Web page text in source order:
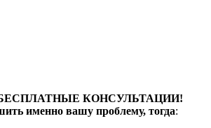
БЕСПЛАТНЫЕ КОНСУЛЬТАЦИИ!
именно вашу проблему, тогда: